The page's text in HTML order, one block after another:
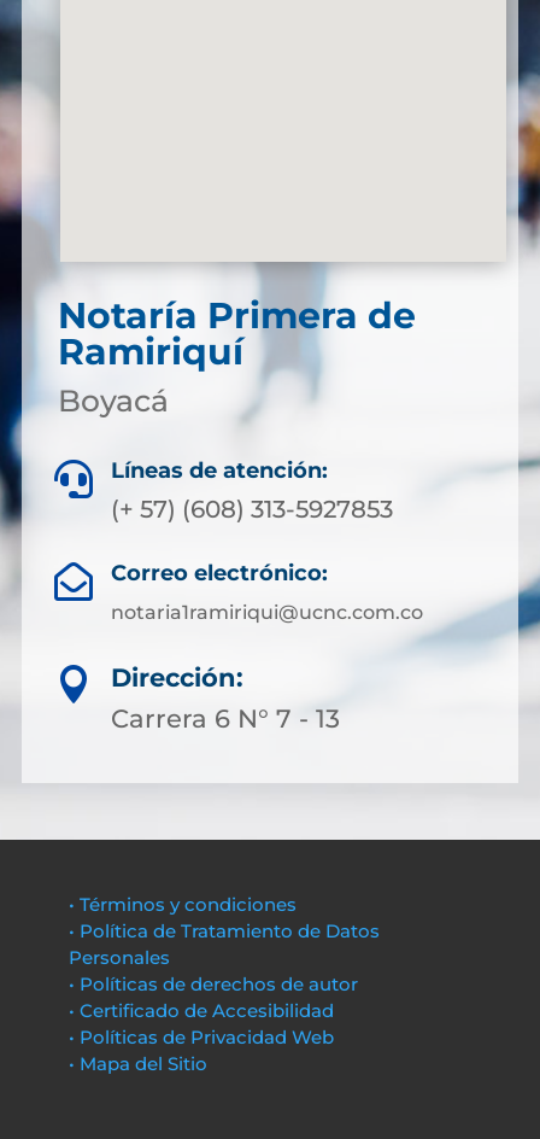
Notaría Primera de
Ramiriquí
Boyacá
 Líneas de atención:
(+ 57) (608) 313-5927853
 Correo electrónico:
notaria1ramiriqui@ucnc.com.co

Dirección:
Carrera 6 N° 7 - 13
• Términos y condiciones
• Política de Tratamiento de Datos
Personales
• Políticas de derechos de autor
• Certificado de Accesibilidad
• Políticas de Privacidad Web
• Mapa del Sitio